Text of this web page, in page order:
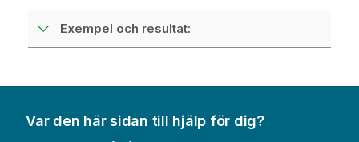
Exempel och resultat:
Var den här sidan till hjälp för dig?